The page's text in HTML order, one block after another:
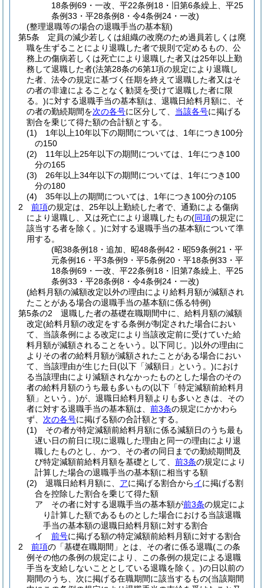
18条例69・一改、平22条例18・旧第6条繰上、平25
条例33・平28条例8・令4条例24・一改)
(整理退職等の場合の退職手当の基本額)
第5条
定員の減少若しくは組織の改廃のため過員若しくは廃
職を生ずることにより退職した者で規則で定めるもの、公
務上の傷病若しくは死亡により退職した者又は25年以上勤
務して退職した者(法第28条の6第1項の規定により退職し
た者、法令の規定に基づく任期を終えて退職した者又はそ
の者の非違によることなく勧奨を受けて退職した者に限
る。)に対する退職手当の基本額は、退職日給料月額に、そ
の者の勤続期間を次の各号に区分して、 当該各号に掲げる
割合を乗じて得た額の合計額とする。
(1)
1年以上10年以下の期間については、1年につき100分
の150
(2)
11年以上25年以下の期間については、1年につき100
分の165
(3)
26年以上34年以下の期間については、1年につき100
分の180
(4)
35年以上の期間については、1年につき100分の105
2
前項の規定は、25年以上勤続した者で、通勤による傷病
により退職し、又は死亡により退職したもの(同項の規定に
該当する者を除く。)に対する退職手当の基本額について準
用する。
(昭38条例18・追加、昭48条例42・昭59条例21・平
元条例16・平3条例9・平5条例20・平18条例33・平
18条例69・一改、平22条例18・旧第7条繰上、平25
条例33・平28条例8・令4条例24・一改)
(給料月額の減額改定以外の理由により給料月額が減額され
たことがある場合の退職手当の基本額に係る特例)
第5条の2
退職した者の基礎在職期間中に、給料月額の減額
改定(給料月額の改定をする条例が制定された場合におい
て、当該条例による改定により当該改定前に受けていた給
料月額が減額されることをいう。以下同じ。)以外の理由に
よりその者の給料月額が減額されたことがある場合におい
て、当該理由が生じた日(以下「減額日」という。)におけ
る当該理由により減額されなかったものとした場合のその
者の給料月額のうち最も多いもの(以下「特定減額前給料月
額」という。)が、退職日給料月額よりも多いときは、その
者に対する退職手当の基本額は、 前3条の規定にかかわら
ず、 次の各号に掲げる額の合計額とする。
(1)
その者が特定減額前給料月額に係る減額日のうち最も
遅い日の前日に現に退職した理由と同一の理由により退
職したものとし、かつ、その者の同日までの勤続期間及
び特定減額前給料月額を基礎として、 前3条の規定により
計算した場合の退職手当の基本額に相当する額
(2)
退職日給料月額に、 アに掲げる割合からイに掲げる割
合を控除した割合を乗じて得た額
ア
その者に対する退職手当の基本額が前3条の規定によ
り計算した額であるものとした場合における当該退職
手当の基本額の退職日給料月額に対する割合
イ
前号に掲げる額の特定減額前給料月額に対する割合
2
前項の「基礎在職期間」とは、その者に係る退職(この条
例その他の条例の規定により、この条例の規定による退職
手当を支給しないこととしている退職を除く。)の日以前の
期間のうち、次に掲げる在職期間に該当するもの(当該期間